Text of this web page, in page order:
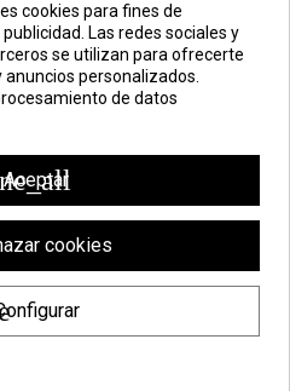
de uso
Direcciones
Seguimiento de
pedidos de clientes
invitados
cookies para fines de
Las redes sociales y
se utilizan para ofrecerte
personalizados.
de datos
Aceptar
cookies